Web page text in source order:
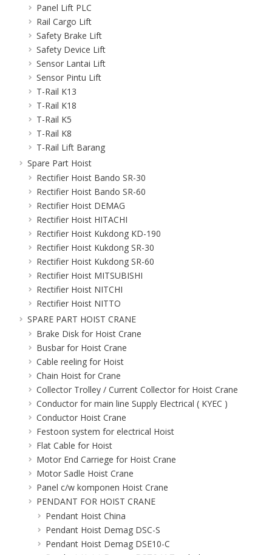
Panel Lift PLC
Rail Cargo Lift
Safety Brake Lift
Safety Device Lift
Sensor Lantai Lift
Sensor Pintu Lift
T-Rail K13
T-Rail K18
T-Rail K5
T-Rail K8
T-Rail Lift Barang
Spare Part Hoist
Rectifier Hoist Bando SR-30
Rectifier Hoist Bando SR-60
Rectifier Hoist DEMAG
Rectifier Hoist HITACHI
Rectifier Hoist Kukdong KD-190
Rectifier Hoist Kukdong SR-30
Rectifier Hoist Kukdong SR-60
Rectifier Hoist MITSUBISHI
Rectifier Hoist NITCHI
Rectifier Hoist NITTO
SPARE PART HOIST CRANE
Brake Disk for Hoist Crane
Busbar for Hoist Crane
Cable reeling for Hoist
Chain Hoist for Crane
Collector Trolley / Current Collector for Hoist Crane
Conductor for main line Supply Electrical ( KYEC )
Conductor Hoist Crane
Festoon system for electrical Hoist
Flat Cable for Hoist
Motor End Carriege for Hoist Crane
Motor Sadle Hoist Crane
Panel c/w komponen Hoist Crane
PENDANT FOR HOIST CRANE
Pendant Hoist China
Pendant Hoist Demag DSC-S
Pendant Hoist Demag DSE10-C